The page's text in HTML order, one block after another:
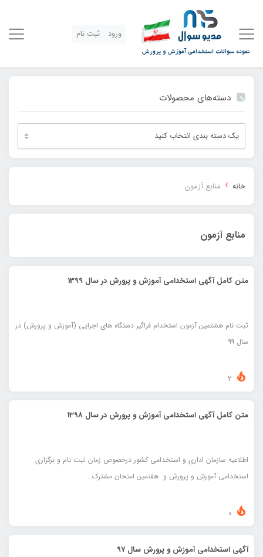
ورود ثبت نام
دسته‌های محصولات
خانه › منابع آزمون
منابع آزمون
متن کامل آگهی استخدامی آموزش و پرورش در سال 1399
ثبت نام هشتمین آزمون استخدام فراگیر دستگاه های اجرایی (آموزش و پرورش) در
سال 99
متن کامل آگهی استخدامی آموزش و پرورش در سال 1398
اطلاعيه سازمان اداری و استخدامی کشور درخصوص زمان ثبت نام و برگزاری
استخدامی آموزش و پرورش و هفتمين امتحان مشترک…
آگهی استخدامی آموزش و پرورش سال 97